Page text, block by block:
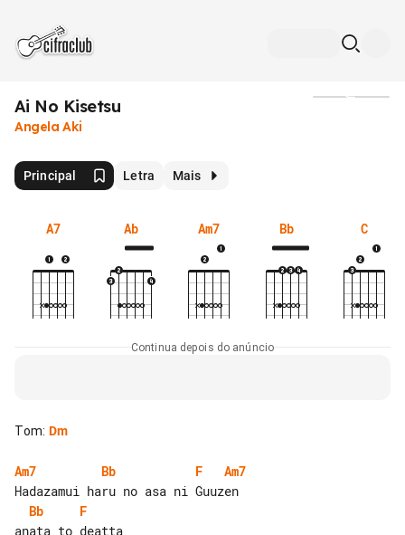
Ai No Kisetsu
Angela Aki
Principal Letra Mais
A7 Ab Am7 Bb C
Continua depois do anúncio
Tom: Dm
Am7 Bb F
Am7
Bb
F